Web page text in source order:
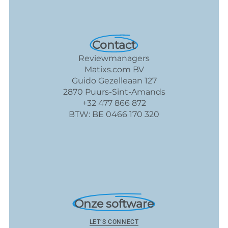
Contact
Reviewmanagers
Matixs.com BV
Guido Gezelleaan 127
2870 Puurs-Sint-Amands
+32 477 866 872
BTW: BE 0466 170 320
Onze software
LET’S CONNECT